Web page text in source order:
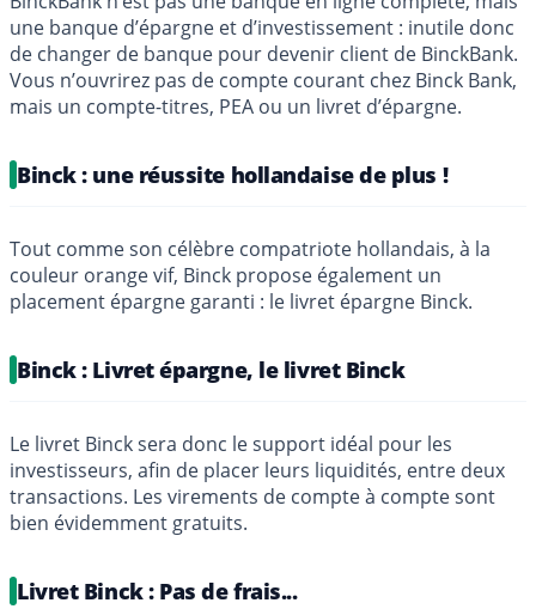
une banque d’épargne et d’investissement : inutile donc
de changer de banque pour devenir client de BinckBank.
Vous n’ouvrirez pas de compte courant chez Binck Bank,
mais un compte-titres, PEA ou un livret d’épargne.
Binck : une réussite hollandaise de plus !
Tout comme son célèbre compatriote hollandais, à la
couleur orange vif, Binck propose également un
placement épargne garanti : le livret épargne Binck.
Binck : Livret épargne, le livret Binck
Le livret Binck sera donc le support idéal pour les
investisseurs, afin de placer leurs liquidités, entre deux
transactions. Les virements de compte à compte sont
bien évidemment gratuits.
Livret Binck : Pas de frais...